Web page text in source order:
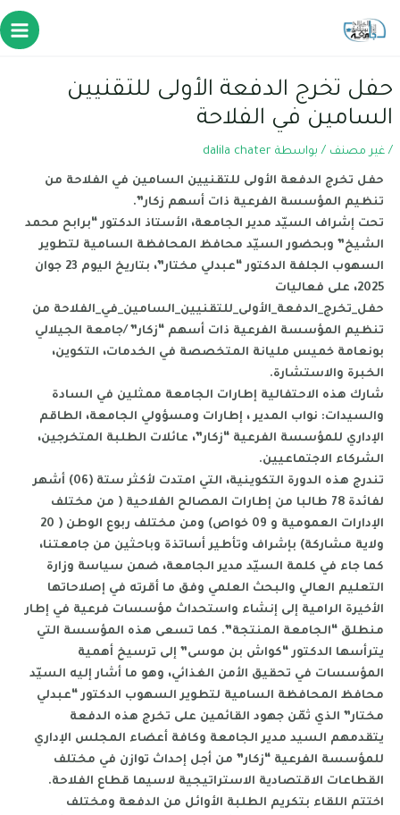
حفل تخرج الدفعة الأولى للتقنيين
السامين في الفلاحة
/ غير مصنف / بواسطة dalila chater
حفل تخرج الدفعة الأولى للتقنيين السامين في الفلاحة من
تنظيم المؤسسة الفرعية ذات أسهم زكار”.
تحت إشراف السيّد مدير الجامعة، الأستاذ الدكتور “برابح محمد
الشيخ” وبحضور السيّد محافظ المحافظة السامية لتطوير
السهوب الجلفة الدكتور “عبدلي مختار”، بتاريخ اليوم 23 جوان
2025، على فعاليات
حفل_تخرج_الدفعة_الأولى_للتقنيين_السامين_في_الفلاحة من
تنظيم المؤسسة الفرعية ذات أسهم “زكار” /جامعة الجيلالي
بونعامة خميس مليانة المتخصصة في الخدمات، التكوين،
الخبرة والاستشارة.
شارك هذه الاحتفالية إطارات الجامعة ممثلين في السادة
والسيدات: نواب المدير ، إطارات ومسؤولي الجامعة، الطاقم
الإداري للمؤسسة الفرعية “زكار”، عائلات الطلبة المتخرجين،
الشركاء الاجتماعيين.
تندرج هذه الدورة التكوينية، التي امتدت لأكثر ستة (06) أشهر
لفائدة 78 طالبا من إطارات المصالح الفلاحية ( من مختلف
الإدارات العمومية و 09 خواص) ومن مختلف ربوع الوطن ( 20
ولاية مشاركة) بإشراف وتأطير أساتذة وباحثين من جامعتنا،
كما جاء في كلمة السيّد مدير الجامعة، ضمن سياسة وزارة
التعليم العالي والبحث العلمي وفق ما أقرته في إصلاحاتها
الأخيرة الرامية إلى إنشاء واستحداث مؤسسات فرعية في إطار
منطلق “الجامعة المنتجة”. كما تسعى هذه المؤسسة التي
يترأسها الدكتور “كواش بن موسى” إلى ترسيخ أهمية
المؤسسات في تحقيق الأمن الغذائي، وهو ما أشار إليه السيّد
محافظ المحافظة السامية لتطوير السهوب الدكتور “عبدلي
مختار” الذي ثمّن جهود القائمين على تخرج هذه الدفعة
يتقدمهم السيد مدير الجامعة وكافة أعضاء المجلس الإداري
للمؤسسة الفرعية “زكار” من أجل إحداث توازن في مختلف
القطاعات الاقتصادية الاستراتيجية لاسيما قطاع الفلاحة.
اختتم اللقاء بتكريم الطلبة الأوائل من الدفعة ومختلف